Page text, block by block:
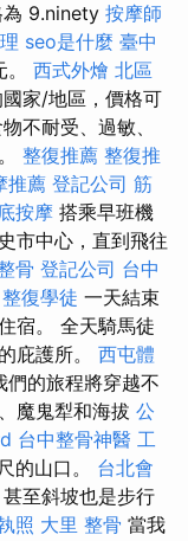
為 9.ninety 按摩師
seo是什麼 臺中
。 西式外燴 北區
家/地區，價格可
不耐受、過敏、
整復推薦 整復推
推薦 登記公司 筋
按摩 搭乘早班機
市中心，直到飛往
骨 登記公司 台中
整復學徒 一天結束
宿。 全天騎馬徒
庇護所。 西屯體
們的旅程將穿越不
魔鬼犁和海拔 公
台中整骨神醫 工
的山口。 台北會
至斜坡也是步行
照 大里 整骨 當我